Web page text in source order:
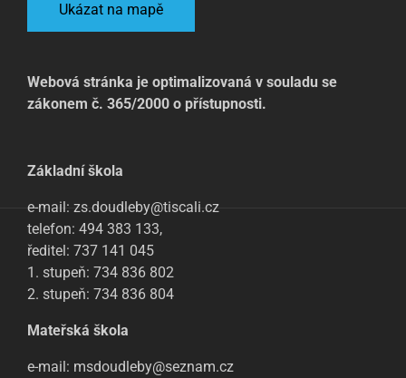
Ukázat na mapě
Webová stránka je optimalizovaná v souladu se
zákonem č. 365/2000 o přístupnosti.
Základní škola
e-mail: zs.doudleby@tiscali.cz
telefon: 494 383 133,
ředitel: 737 141 045
1. stupeň: 734 836 802
2. stupeň: 734 836 804
Mateřská škola
e-mail: msdoudleby@seznam.cz